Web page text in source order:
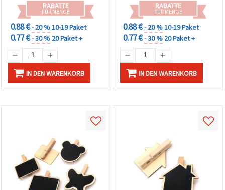
RABATTE
FÜR MENGE
0.88 €- 20 %10-19 Paket
0.77 €- 30 % 20 Paket +
IN DEN WARENKORB
RABATTE
FÜR MENGE
0.88 €- 20 %10-19 Paket
0.77 €- 30 % 20 Paket +
IN DEN WARENKORB